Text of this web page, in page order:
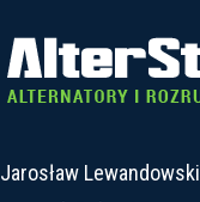
Jarosław Lewandowski